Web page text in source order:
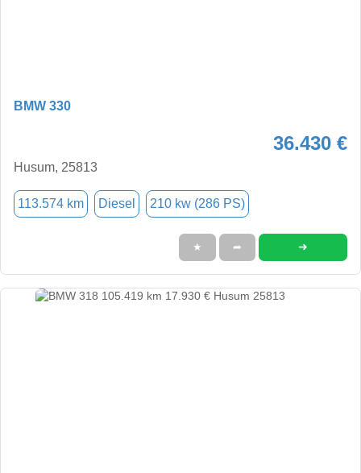
BMW 330
36.430 €
Husum, 25813
113.574 km Diesel 210 kw (286 PS)
★ ➦ ➜